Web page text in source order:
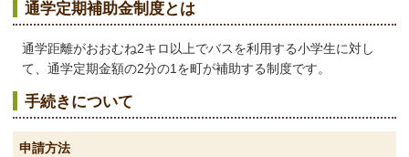
通学定期補助金制度とは
通学距離がおおむね2キロ以上でバスを利用する小学生に対し
て、通学定期金額の2分の1を町が補助する制度です。
手続きについて
申請方法